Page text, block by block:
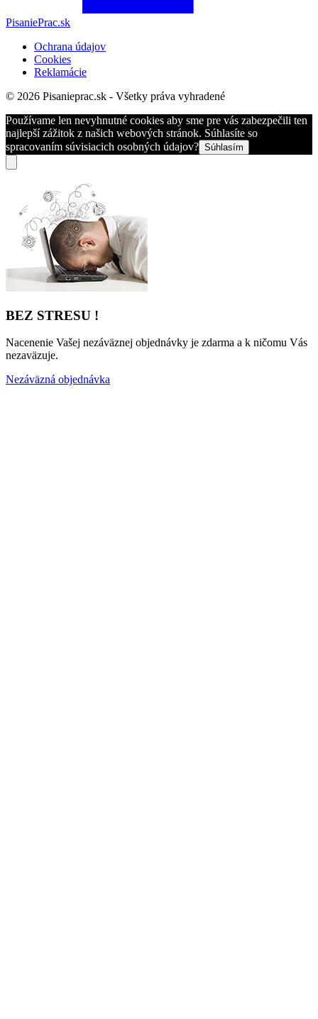
PisaniePrac.sk
Ochrana údajov
Cookies
Reklamácie
© 2026 Pisanieprac.sk - Všetky práva vyhradené
Používame len nevyhnutné cookies aby sme pre vás zabezpečili ten
najlepší zážitok z našich webových stránok. Súhlasíte so
spracovaním súvisiacich osobných údajov? Súhlasím
BEZ STRESU !
Nacenenie Vašej nezáväznej objednávky je zdarma a k ničomu Vás
nezaväzuje.
Nezáväzná objednávka